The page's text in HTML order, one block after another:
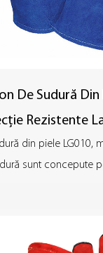
De Sudură
Rezistente
din piele LG010,
sunt concepute